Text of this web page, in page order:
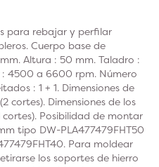
para rebajar y perfilar
Cuerpo base de
Altura : 50 mm. Taladro :
4500 a 6600 rpm. Número
: 1 + 1. Dimensiones de
cortes). Dimensiones de los
cortes). Posibilidad de montar
tipo DW-PLA477479FHT50
Para moldear
los soportes de hierro